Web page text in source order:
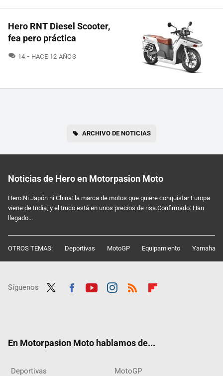
Hero RNT Diesel Scooter,
fea pero práctica
14 COMENTARIOS
HACE 12 AÑOS
ARCHIVO DE NOTICIAS
Noticias de Hero en Motorpasion Moto
Hero:Ni Japón ni China: la marca de motos que quiere conquistar Europa
viene de India, y el truco está en unos precios de risa.Confirmado: Han
llegado...
OTROS TEMAS: Deportivas MotoGP Equipamiento Yamaha
Síguenos
En Motorpasion Moto hablamos de...
Deportivas MotoGP